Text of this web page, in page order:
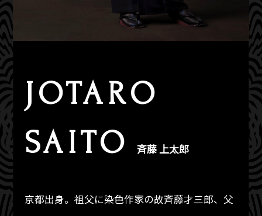
JOTARO
SAITO
斉藤 上太郎
京都出身。祖父に染色作家の故斉藤才三郎、父